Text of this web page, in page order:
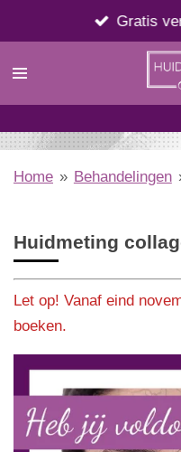
direct
naar
Gratis
Home » Behandelingen
Huidmeting
Let op! Vanaf eind
boeken.